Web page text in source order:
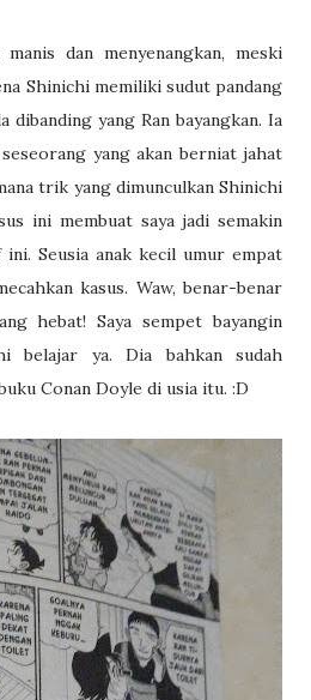
dan menyenangkan, meski
Shinichi memiliki sudut pandang
dibanding yang Ran bayangkan. Ia
yang akan berniat jahat
trik yang dimunculkan Shinichi
ini membuat saya jadi semakin
Seusia anak kecil umur empat
kasus. Waw, benar-benar
hebat! Saya sempet bayangin
belajar ya. Dia bahkan sudah
Conan Doyle di usia itu. :D